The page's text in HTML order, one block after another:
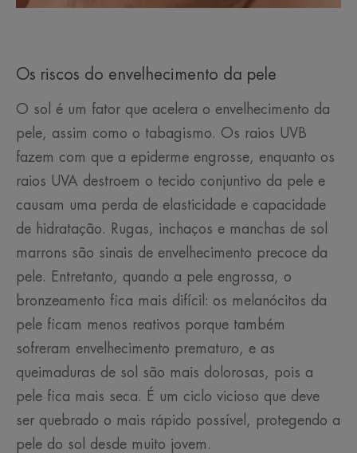
Os riscos do envelhecimento da pele
O sol é um fator que acelera o envelhecimento da
pele, assim como o tabagismo. Os raios UVB
fazem com que a epiderme engrosse, enquanto os
raios UVA destroem o tecido conjuntivo da pele e
causam uma perda de elasticidade e capacidade
de hidratação. Rugas, inchaços e manchas de sol
marrons são sinais de envelhecimento precoce da
pele. Entretanto, quando a pele engrossa, o
bronzeamento fica mais difícil: os melanócitos da
pele ficam menos reativos porque também
sofreram envelhecimento prematuro, e as
queimaduras de sol são mais dolorosas, pois a
pele fica mais seca. É um ciclo vicioso que deve
ser quebrado o mais rápido possível, protegendo a
pele do sol desde muito jovem.